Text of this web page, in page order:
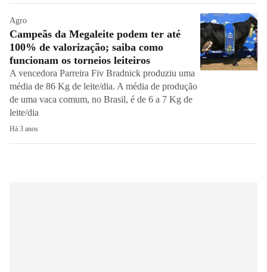
Agro
Campeãs da Megaleite podem ter até
100% de valorização; saiba como
funcionam os torneios leiteiros
A vencedora Parreira Fiv Bradnick produziu uma
média de 86 Kg de leite/dia. A média de produção
de uma vaca comum, no Brasil, é de 6 a 7 Kg de
leite/dia
Há 3 anos